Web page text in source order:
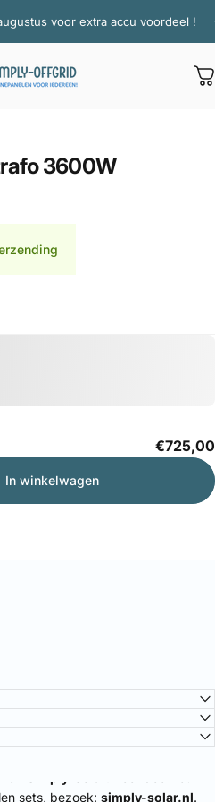
voor extra accu voordeel !
3600W
€725,00
In winkelwagen
sets, bezoek: simply-solar.nl.